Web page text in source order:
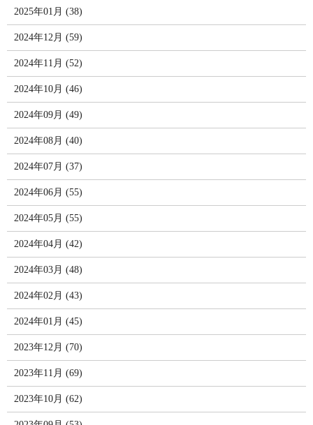
2025年01月 (38)
2024年12月 (59)
2024年11月 (52)
2024年10月 (46)
2024年09月 (49)
2024年08月 (40)
2024年07月 (37)
2024年06月 (55)
2024年05月 (55)
2024年04月 (42)
2024年03月 (48)
2024年02月 (43)
2024年01月 (45)
2023年12月 (70)
2023年11月 (69)
2023年10月 (62)